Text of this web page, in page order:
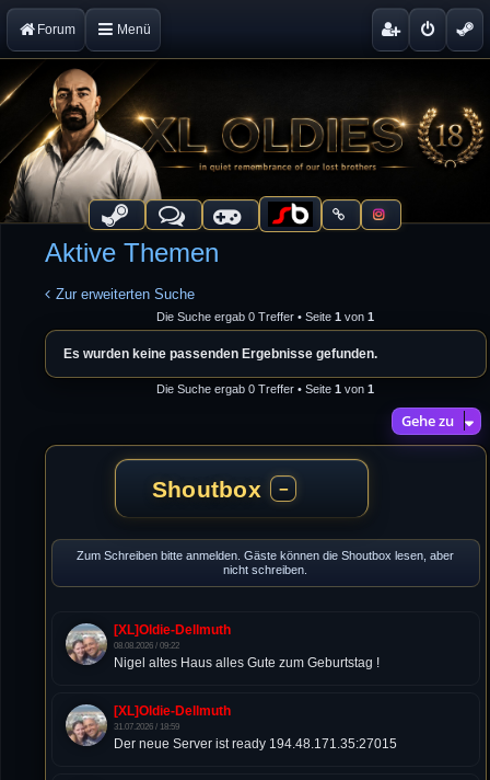
Forum Menü
Aktive Themen
Zur erweiterten Suche
Die Suche ergab 0 Treffer • Seite1 von1
Es wurden keine passenden Ergebnisse gefunden.
Die Suche ergab 0 Treffer • Seite1 von1
Gehe zu
Shoutbox −
Zum Schreiben bitte anmelden. Gäste können die Shoutbox lesen, aber
nicht schreiben.
[XL]Oldie-Dellmuth
08.08.2026 / 09:22
Nigel altes Haus alles Gute zum Geburtstag !
[XL]Oldie-Dellmuth
31.07.2026 / 18:59
Der neue Server ist ready 194.48.171.35:27015